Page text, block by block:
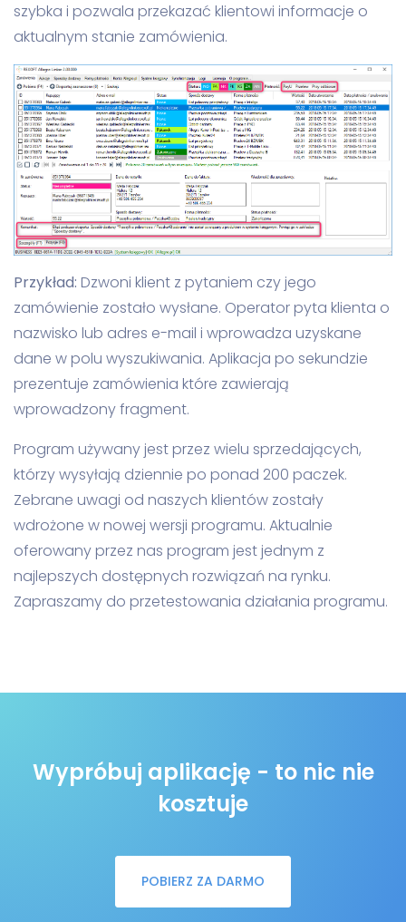
szybka i pozwala przekazać klientowi informacje o
aktualnym stanie zamówienia.
Przykład: Dzwoni klient z pytaniem czy jego
zamówienie zostało wysłane. Operator pyta klienta o
nazwisko lub adres e-mail i wprowadza uzyskane
dane w polu wyszukiwania. Aplikacja po sekundzie
prezentuje zamówienia które zawierają
wprowadzony fragment.
Program używany jest przez wielu sprzedających,
którzy wysyłają dziennie po ponad 200 paczek.
Zebrane uwagi od naszych klientów zostały
wdrożone w nowej wersji programu. Aktualnie
oferowany przez nas program jest jednym z
najlepszych dostępnych rozwiązań na rynku.
Zapraszamy do przetestowania działania programu.
Wypróbuj aplikację - to nic nie
kosztuje
POBIERZ ZA DARMO